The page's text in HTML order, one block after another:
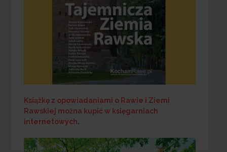
Książkę z opowiadaniami o Rawie i Ziemi
Rawskiej można kupić w księgarniach
internetowych.